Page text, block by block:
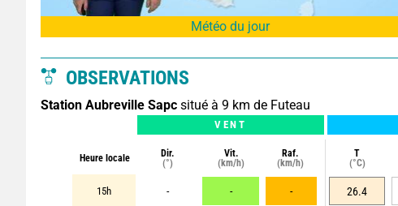
Météo du jour
OBSERVATIONS
Station Aubreville Sapc situé à 9 km de Futeau
VENT
Heure locale
Dir.
(°)
Vit.
(km/h)
Raf.
(km/h)
T
(°C)
15h - - - 26.4